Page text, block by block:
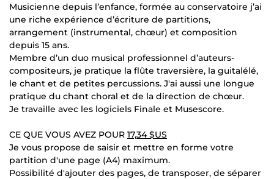
Musicienne depuis l’enfance, formée au conservatoire j’ai
une riche expérience d’écriture de partitions,
arrangement (instrumental, chœur) et composition
depuis 15 ans.
Membre d’un duo musical professionnel d’auteurs-
compositeurs, je pratique la flûte traversière, la guitalélé,
le chant et de petites percussions. J'ai aussi une longue
pratique du chant choral et de la direction de chœur.
Je travaille avec les logiciels Finale et Musescore.
CE QUE VOUS AVEZ POUR 17,34 $US
Je vous propose de saisir et mettre en forme votre
partition d'une page (A4) maximum.
Possibilité d'ajouter des pages, de transposer, de séparer